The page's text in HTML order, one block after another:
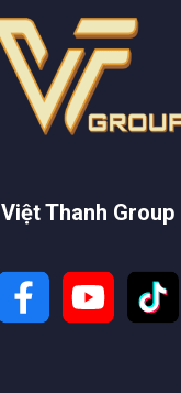
Việt Thanh Group